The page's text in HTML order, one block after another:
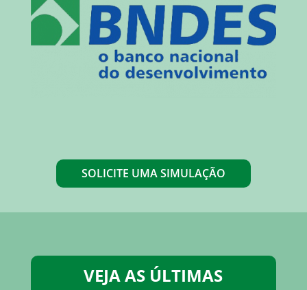
SOLICITE UMA SIMULAÇÃO
VEJA AS ÚLTIMAS